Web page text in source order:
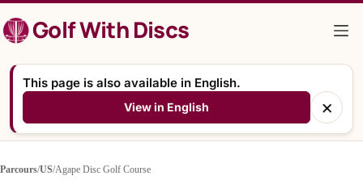
Inhalt
springenGolf With Discs
This page is also available in English.
View in English ×
Parcours/US/Agape Disc Golf Course